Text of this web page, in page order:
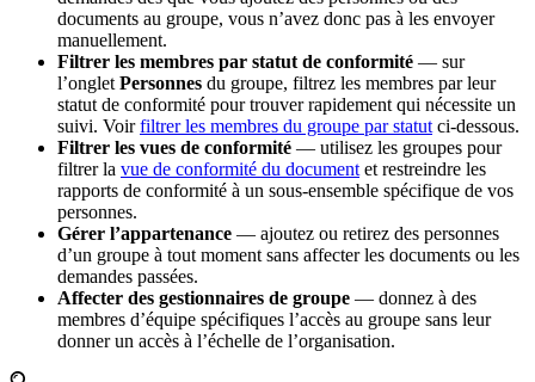
documents au groupe, vous n’avez donc pas à les envoyer
manuellement.
Filtrer les membres par statut de conformité — sur
l’onglet Personnes du groupe, filtrez les membres par leur
statut de conformité pour trouver rapidement qui nécessite un
suivi. Voirfiltrer les membres du groupe par statut ci-dessous.
Filtrer les vues de conformité — utilisez les groupes pour
filtrer la vue de conformité du document et restreindre les
rapports de conformité à un sous-ensemble spécifique de vos
personnes.
Gérer l’appartenance — ajoutez ou retirez des personnes
d’un groupe à tout moment sans affecter les documents ou les
demandes passées.
Affecter des gestionnaires de groupe — donnez à des
membres d’équipe spécifiques l’accès au groupe sans leur
donner un accès à l’échelle de l’organisation.